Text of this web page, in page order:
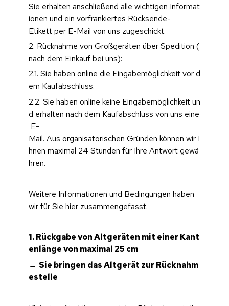
Sie erhalten anschließend alle wichtigen Informat
ionen und ein vorfrankiertes Rücksende-
Etikett per E-Mail von uns zugeschickt.
2. Rücknahme von Großgeräten über Spedition (
nach dem Einkauf bei uns):
2.1. Sie haben online die Eingabemöglichkeit vor d
em Kaufabschluss.
2.2. Sie haben online keine Eingabemöglichkeit un
d erhalten nach dem Kaufabschluss von uns eine
E-
Mail. Aus organisatorischen Gründen können wir I
hnen maximal 24 Stunden für Ihre Antwort gewä
hren.
Weitere Informationen und Bedingungen haben
wir für Sie hier zusammengefasst.
1. Rückgabe von Altgeräten mit einer Kant
enlänge von maximal 25 cm
→ Sie bringen das Altgerät zur Rücknahm
estelle